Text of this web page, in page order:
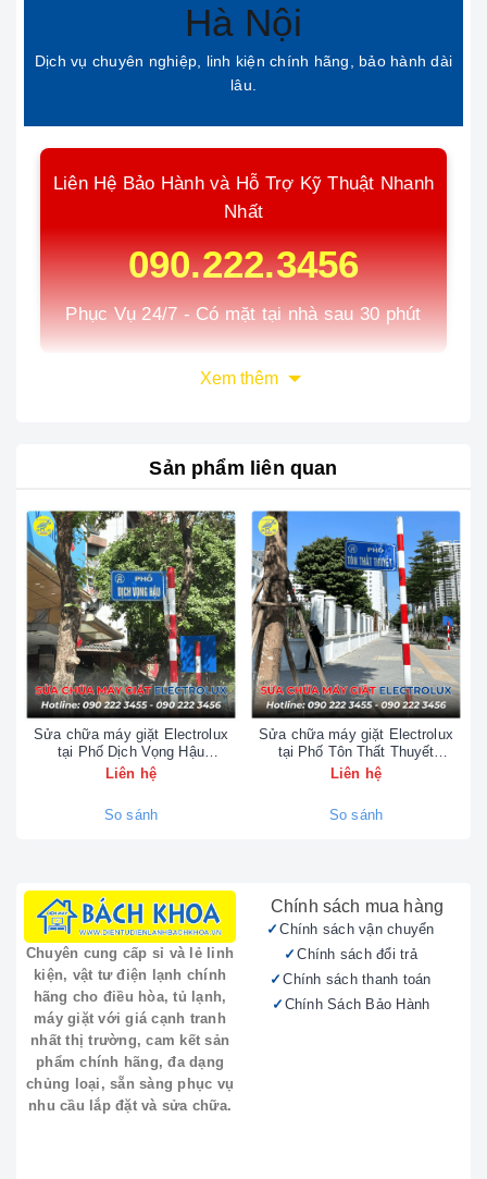
Hà Nội
Dịch vụ chuyên nghiệp, linh kiện chính hãng, bảo hành dài
lâu.
Liên Hệ Bảo Hành và Hỗ Trợ Kỹ Thuật Nhanh
Nhất
090.222.3456
Phục Vụ 24/7 - Có mặt tại nhà sau 30 phút
Việt Nam tin dùng. Để đảm bảo quyền lợi và sự
hài lòng tuyệt đối của quý khách hàng tại thủ đô,
chúng tôi luôn sẵn sàng cung cấp các dịch vụ sửa
chữa, bảo dưỡng chất lượng cao, chuẩn quy trình
của hãng.
Địa Chỉ Uy Tín và Cam
Kết Chất Lượng
CÔNG TY TNHH VẬT TƯ KỸ THUẬT ĐIỆN
TỬ ĐIỆN LẠNH BÁCH KHOA
tự hào là đối
tác cung cấp dịch vụ kỹ thuật uy tín cho các
Điện thoại:090.222.3456 | 024.35.20.20.20
Chúng tôi chuyên tiếp nhận bảo hành, sửa chữa
các sản phẩm điện lạnh, điện tử gia dụng Casper
như:
Điều hòa không khí Casper (treo tường, tủ
đứng, âm trần)
Tủ lạnh, tủ đông Casper
Xem thêm
Sản phẩm liên quan
Sửa chữa máy giặt Electrolux
tại Phố Dịch Vọng Hậu
0902223456
Liên hệ
So sánh
Sửa chữa máy giặt Electrolux
tại Phố Tôn Thất Thuyết
0902223456
Liên hệ
So sánh
Chuyên cung cấp sỉ và lẻ linh
kiện, vật tư điện lạnh chính
hãng cho điều hòa, tủ lạnh,
máy giặt với giá cạnh tranh
nhất thị trường, cam kết sản
phẩm chính hãng, đa dạng
chủng loại, sẵn sàng phục vụ
nhu cầu lắp đặt và sửa chữa.
Chính sách mua hàng
Chính sách vận chuyển
Chính sách đổi trả
Chính sách thanh toán
Chính Sách Bảo Hành